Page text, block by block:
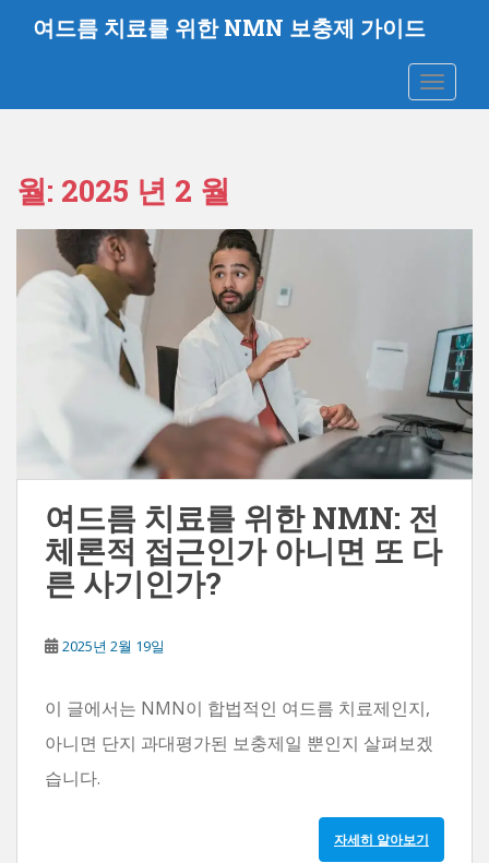
츠
여드름 치료를 위한 NMN 보충제 가이드
탐색 전
월: 2025 년 2 월
여드름 치료를 위한 NMN: 전
체론적 접근인가 아니면 또 다
른 사기인가?
2025년 2월 19일
이 글에서는 NMN이 합법적인 여드름 치료제인지,
아니면 단지 과대평가된 보충제일 뿐인지 살펴보겠
습니다.
자세히 알아보기